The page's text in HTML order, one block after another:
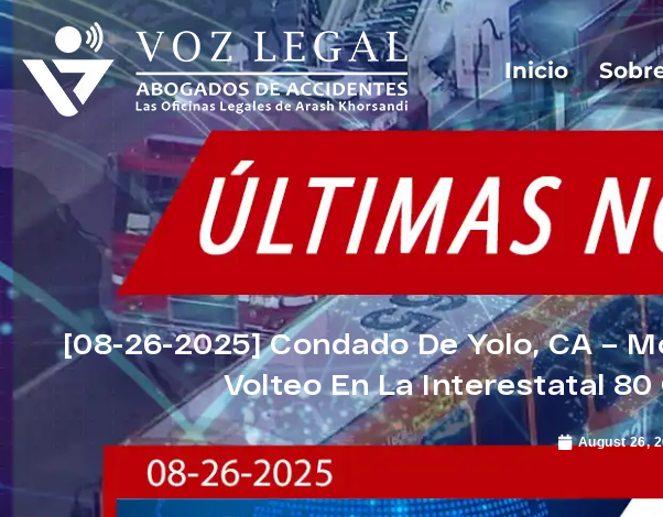
Inicio
[08-26-2025] Condado De Yolo, CA –
Volteo En La Interestatal 80
August 26,